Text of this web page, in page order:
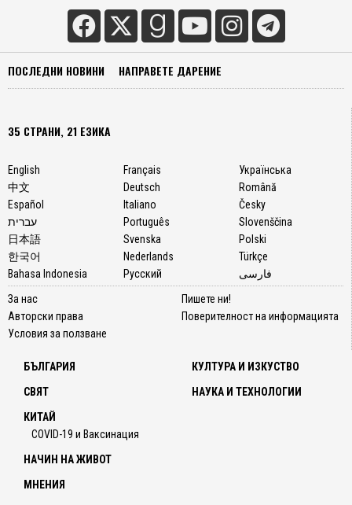
ПОСЛЕДНИ НОВИНИ НАПРАВЕТЕ ДАРЕНИЕ
35 СТРАНИ, 21 ЕЗИКА
English
中文
Español
עברית
日本語
한국어
Bahasa Indonesia
Français
Deutsch
Italiano
Português
Svenska
Nederlands
Русский
Українська
Română
Česky
Slovenščina
Polski
Türkçe
فارسی
За нас
Авторски права
Условия за ползване
Пишете ни!
Поверителност на информацията
БЪЛГАРИЯ
СВЯТ
КИТАЙ
COVID-19 и Ваксинация
КУЛТУРА И ИЗКУСТВО
НАУКА И ТЕХНОЛОГИИ
НАЧИН НА ЖИВОТ
МНЕНИЯ